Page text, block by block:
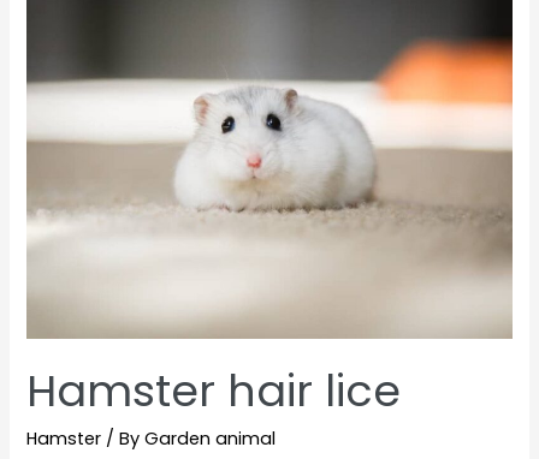
Hamster hair lice
Hamster / ByGarden animal